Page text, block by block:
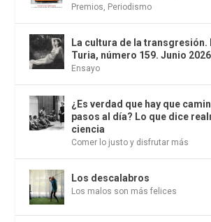
Premios Periodismo
La cultura de la transgresión.
Turia, número 159. Junio 2026
Ensayo
¿Es verdad que hay que
pasos al día? Lo que dice
ciencia
Comer lo justo y disfrutar más
Los descalabros
Los malos son más felices